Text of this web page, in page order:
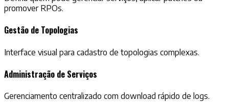
promover RPOs.
Gestão de Topologias
Interface visual para cadastro de topologias complexas.
Administração de Serviços
Gerenciamento centralizado com download rápido de logs.